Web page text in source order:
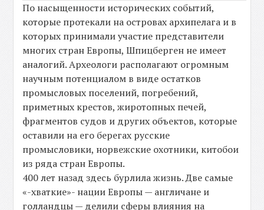
По насыщенности исторических событий,
которые протекали на островах архипелага и в
которых принимали участие представители
многих стран Европы, Шпицберген не имеет
аналогий. Археологи располагают огромным
научным потенциалом в виде остатков
промысловых поселений, погребений,
приметных крестов, жиротопных печей,
фрагментов судов и других объектов, которые
оставили на его берегах русские
промысловики, норвежские охотники, китобои
из ряда стран Европы.
400 лет назад здесь бурлила жизнь. Две самые
«-хваткие»- нации Европы — англичане и
голландцы — делили сферы влияния на